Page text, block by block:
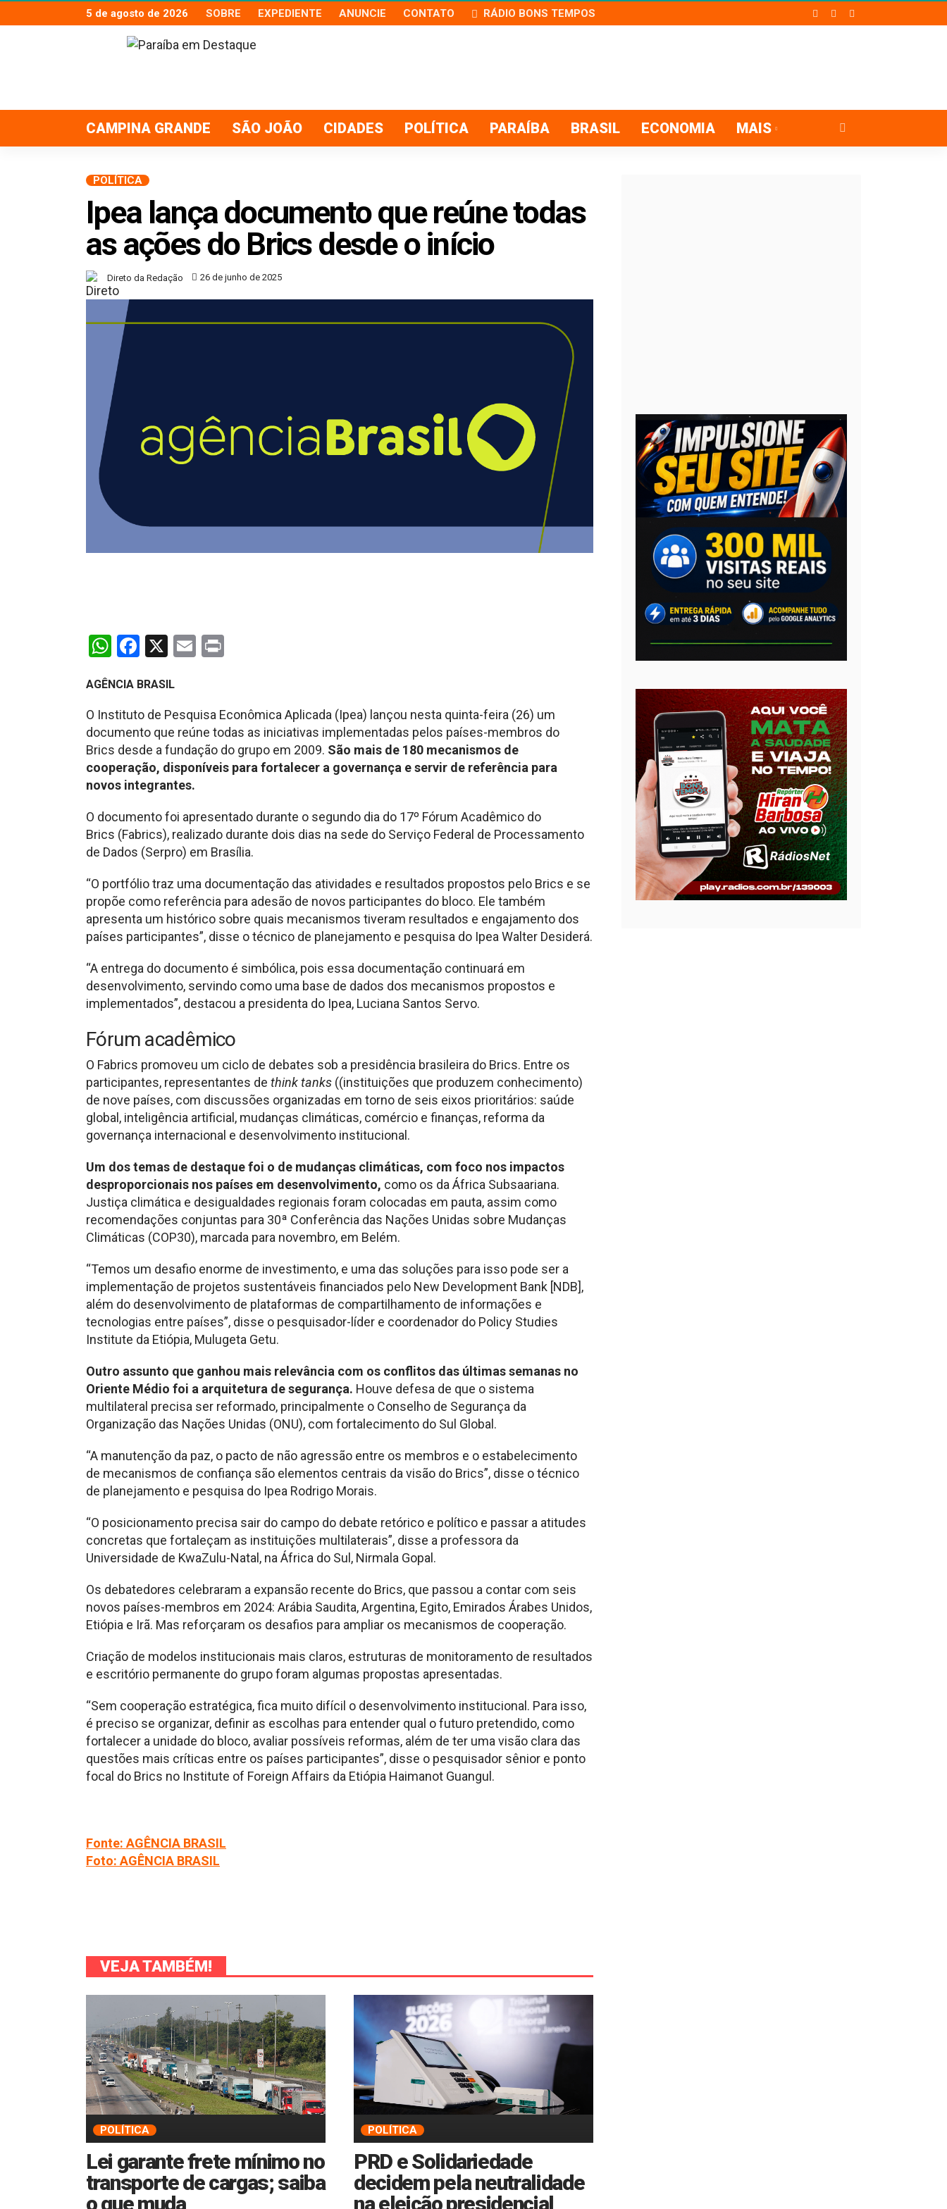
5 de agosto de 2026 SOBRE EXPEDIENTE ANUNCIE CONTATO RÁDIO BONS TEMPOS
CAMPINA GRANDE SÃO JOÃO CIDADES POLÍTICA PARAÍBA BRASIL ECONOMIA MAIS
POLÍTICA
Ipea lança documento que reúne todas
as ações do Brics desde o início
Direto da Redação 26 de junho de 2025
WhatsApp
Facebook
X Email
AGÊNCIA BRASIL
O Instituto de Pesquisa Econômica Aplicada (Ipea) lançou nesta quinta-feira (26) um
documento que reúne todas as iniciativas implementadas pelos países-membros do
Brics desde a fundação do grupo em 2009. São mais de 180 mecanismos de
cooperação, disponíveis para fortalecer a governança e servir de referência para
novos integrantes.
O documento foi apresentado durante o segundo dia do 17º Fórum Acadêmico do
Brics (Fabrics), realizado durante dois dias na sede do Serviço Federal de Processamento
de Dados (Serpro) em Brasília.
“O portfólio traz uma documentação das atividades e resultados propostos pelo Brics e se
propõe como referência para adesão de novos participantes do bloco. Ele também
apresenta um histórico sobre quais mecanismos tiveram resultados e engajamento dos
países participantes”, disse o técnico de planejamento e pesquisa do Ipea Walter Desiderá.
“A entrega do documento é simbólica, pois essa documentação continuará em
desenvolvimento, servindo como uma base de dados dos mecanismos propostos e
implementados”, destacou a presidenta do Ipea, Luciana Santos Servo.
Fórum acadêmico
O Fabrics promoveu um ciclo de debates sob a presidência brasileira do Brics. Entre os
participantes, representantes de think tanks ((instituições que produzem conhecimento)
de nove países, com discussões organizadas em torno de seis eixos prioritários: saúde
global, inteligência artificial, mudanças climáticas, comércio e finanças, reforma da
governança internacional e desenvolvimento institucional.
Um dos temas de destaque foi o de mudanças climáticas, com foco nos impactos
desproporcionais nos países em desenvolvimento, como os da África Subsaariana.
Justiça climática e desigualdades regionais foram colocadas em pauta, assim como
recomendações conjuntas para 30ª Conferência das Nações Unidas sobre Mudanças
Climáticas (COP30), marcada para novembro, em Belém.
“Temos um desafio enorme de investimento, e uma das soluções para isso pode ser a
implementação de projetos sustentáveis financiados pelo New Development Bank [NDB],
além do desenvolvimento de plataformas de compartilhamento de informações e
tecnologias entre países”, disse o pesquisador-líder e coordenador do Policy Studies
Institute da Etiópia, Mulugeta Getu.
Outro assunto que ganhou mais relevância com os conflitos das últimas semanas no
Oriente Médio foi a arquitetura de segurança. Houve defesa de que o sistema
multilateral precisa ser reformado, principalmente o Conselho de Segurança da
Organização das Nações Unidas (ONU), com fortalecimento do Sul Global.
“A manutenção da paz, o pacto de não agressão entre os membros e o estabelecimento
de mecanismos de confiança são elementos centrais da visão do Brics”, disse o técnico
de planejamento e pesquisa do Ipea Rodrigo Morais.
“O posicionamento precisa sair do campo do debate retórico e político e passar a atitudes
concretas que fortaleçam as instituições multilaterais”, disse a professora da
Universidade de KwaZulu-Natal, na África do Sul, Nirmala Gopal.
Os debatedores celebraram a expansão recente do Brics, que passou a contar com seis
novos países-membros em 2024: Arábia Saudita, Argentina, Egito, Emirados Árabes Unidos,
Etiópia e Irã. Mas reforçaram os desafios para ampliar os mecanismos de cooperação.
Criação de modelos institucionais mais claros, estruturas de monitoramento de resultados
e escritório permanente do grupo foram algumas propostas apresentadas.
“Sem cooperação estratégica, fica muito difícil o desenvolvimento institucional. Para isso,
é preciso se organizar, definir as escolhas para entender qual o futuro pretendido, como
fortalecer a unidade do bloco, avaliar possíveis reformas, além de ter uma visão clara das
questões mais críticas entre os países participantes”, disse o pesquisador sênior e ponto
focal do Brics no Institute of Foreign Affairs da Etiópia Haimanot Guangul.
Fonte: AGÊNCIA BRASIL
Foto: AGÊNCIA BRASIL
VEJA TAMBÉM!
POLÍTICA
Lei garante frete mínimo no
transporte de cargas; saiba
o que muda
POLÍTICA
PRD e Solidariedade
decidem pela neutralidade
na eleição presidencial